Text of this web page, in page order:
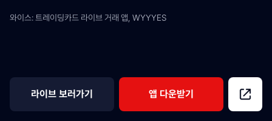
와이스: 트레이딩카드 라이브 거래 앱, WYYYES
라이브 보러가기 앱 다운받기